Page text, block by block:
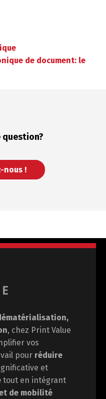
de document: le
question?
nous !
, chez Print Value
vos
pour réduire
et
tout en intégrant
de mobilité